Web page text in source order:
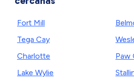
Fort Mill
Tega Cay
Charlotte
Lake Wylie
Paw